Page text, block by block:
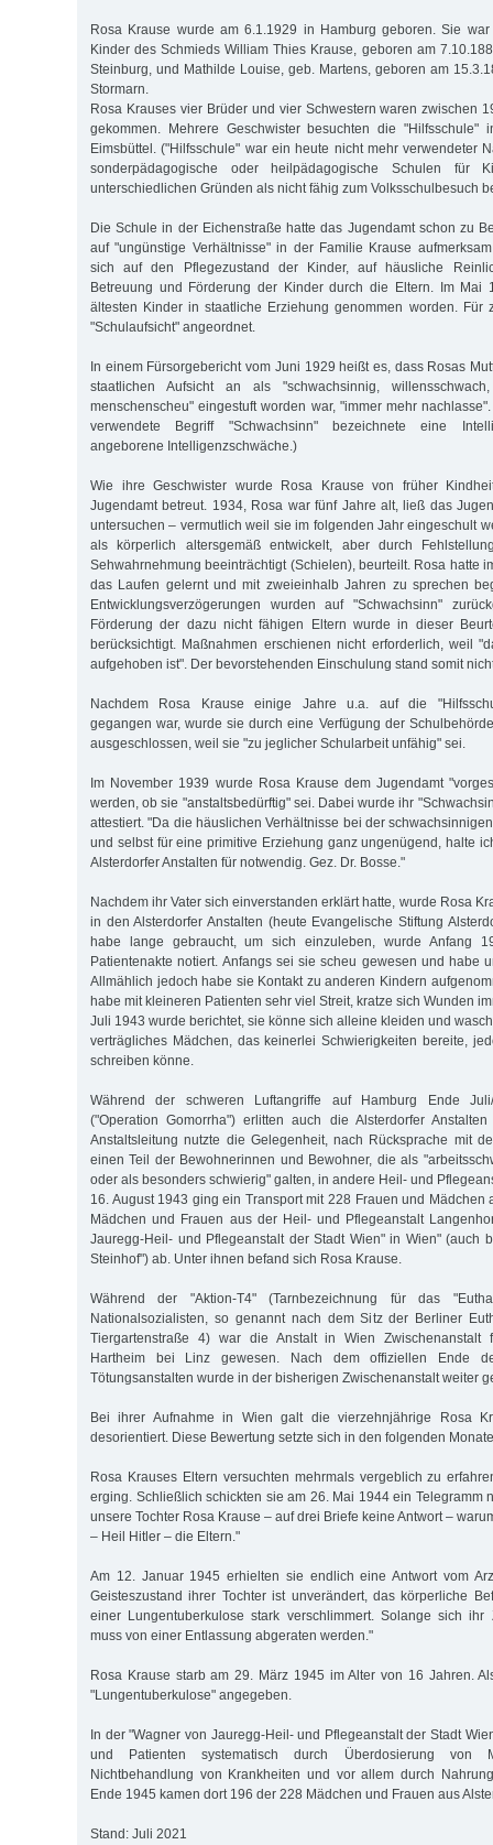
Rosa Krause wurde am 6.1.1929 in Hamburg geboren. Sie
Kinder des Schmieds William Thies Krause, geboren am
Steinburg, und Mathilde Louise, geb. Martens, geboren am
Stormarn.
Rosa Krauses vier Brüder und vier Schwestern waren zwischen
gekommen. Mehrere Geschwister besuchten die "Hilfsschule"
Eimsbüttel. ("Hilfsschule" war ein heute nicht mehr verwendeter
sonderpädagogische oder heilpädagogische Schulen für
unterschiedlichen Gründen als nicht fähig zum Volksschulbesuch
Die Schule in der Eichenstraße hatte das Jugendamt schon zu
auf "ungünstige Verhältnisse" in der Familie Krause
sich auf den Pflegezustand der Kinder, auf häusliche
Betreuung und Förderung der Kinder durch die Eltern. Im Mai
ältesten Kinder in staatliche Erziehung genommen worden. Für
"Schulaufsicht" angeordnet.
In einem Fürsorgebericht vom Juni 1929 heißt es, dass Rosas
staatlichen Aufsicht an als "schwachsinnig,
menschenscheu" eingestuft worden war, "immer mehr
verwendete Begriff "Schwachsinn" bezeichnete eine
angeborene Intelligenzschwäche.)
Wie ihre Geschwister wurde Rosa Krause von früher
Jugendamt betreut. 1934, Rosa war fünf Jahre alt, ließ das
untersuchen – vermutlich weil sie im folgenden Jahr eingeschult
als körperlich altersgemäß entwickelt, aber durch
Sehwahrnehmung beeinträchtigt (Schielen), beurteilt. Rosa hatte
das Laufen gelernt und mit zweieinhalb Jahren zu sprechen
Entwicklungsverzögerungen wurden auf "Schwachsinn"
Förderung der dazu nicht fähigen Eltern wurde in dieser
berücksichtigt. Maßnahmen erschienen nicht erforderlich, weil
aufgehoben ist". Der bevorstehenden Einschulung stand somit
Nachdem Rosa Krause einige Jahre u.a. auf die
gegangen war, wurde sie durch eine Verfügung der
ausgeschlossen, weil sie "zu jeglicher Schularbeit unfähig" sei.
Im November 1939 wurde Rosa Krause dem Jugendamt
werden, ob sie "anstaltsbedürftig" sei. Dabei wurde ihr
attestiert. "Da die häuslichen Verhältnisse bei der
und selbst für eine primitive Erziehung ganz ungenügend, halte
Alsterdorfer Anstalten für notwendig. Gez. Dr. Bosse."
Nachdem ihr Vater sich einverstanden erklärt hatte, wurde Rosa
in den Alsterdorfer Anstalten (heute Evangelische Stiftung
habe lange gebraucht, um sich einzuleben, wurde Anfang
Patientenakte notiert. Anfangs sei sie scheu gewesen und habe
Allmählich jedoch habe sie Kontakt zu anderen Kindern
habe mit kleineren Patienten sehr viel Streit, kratze sich Wunden
Juli 1943 wurde berichtet, sie könne sich alleine kleiden und
verträgliches Mädchen, das keinerlei Schwierigkeiten bereite,
schreiben könne.
Während der schweren Luftangriffe auf Hamburg Ende
("Operation Gomorrha") erlitten auch die Alsterdorfer
Anstaltsleitung nutzte die Gelegenheit, nach Rücksprache mit
einen Teil der Bewohnerinnen und Bewohner, die als
oder als besonders schwierig" galten, in andere Heil- und
16. August 1943 ging ein Transport mit 228 Frauen und Mädchen
Mädchen und Frauen aus der Heil- und Pflegeanstalt
Jauregg-Heil- und Pflegeanstalt der Stadt Wien" in Wien" (auch
Steinhof") ab. Unter ihnen befand sich Rosa Krause.
Während der "Aktion-T4" (Tarnbezeichnung für das
Nationalsozialisten, so genannt nach dem Sitz der Berliner
Tiergartenstraße 4) war die Anstalt in Wien Zwischenanstalt
Hartheim bei Linz gewesen. Nach dem offiziellen Ende
Tötungsanstalten wurde in der bisherigen Zwischenanstalt weiter
Bei ihrer Aufnahme in Wien galt die vierzehnjährige Rosa
desorientiert. Diese Bewertung setzte sich in den folgenden
Rosa Krauses Eltern versuchten mehrmals vergeblich zu
erging. Schließlich schickten sie am 26. Mai 1944 ein Telegramm
unsere Tochter Rosa Krause – auf drei Briefe keine Antwort –
– Heil Hitler – die Eltern."
Am 12. Januar 1945 erhielten sie endlich eine Antwort vom
Geisteszustand ihrer Tochter ist unverändert, das körperliche
einer Lungentuberkulose stark verschlimmert. Solange sich ihr
muss von einer Entlassung abgeraten werden."
Rosa Krause starb am 29. März 1945 im Alter von 16 Jahren.
"Lungentuberkulose" angegeben.
In der "Wagner von Jauregg-Heil- und Pflegeanstalt der Stadt
und Patienten systematisch durch Überdosierung von
Nichtbehandlung von Krankheiten und vor allem durch
Ende 1945 kamen dort 196 der 228 Mädchen und Frauen aus
Stand: Juli 2021